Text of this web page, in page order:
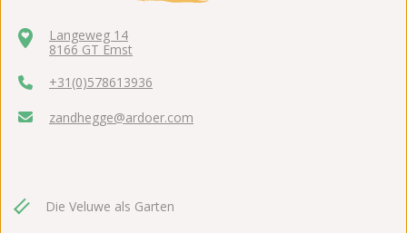
Langeweg 14
8166 GT Emst
+31(0)578613936
zandhegge@ardoer.com
Die Veluwe als Garten